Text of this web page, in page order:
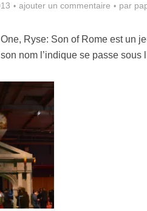
ajouter un commentaire par
Ryse: Son of Rome est un
nom l’indique se passe sous
for Fael